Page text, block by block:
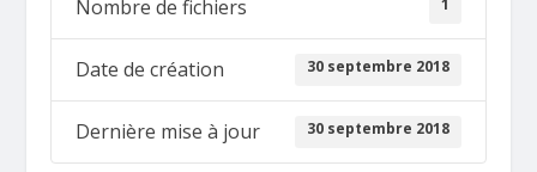
Nombre de fichiers 1
Date de création 30 septembre 2018
Dernière mise à jour 30 septembre 2018